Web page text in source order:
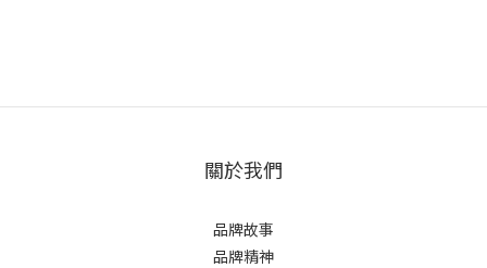
關於我們
品牌故事
品牌精神